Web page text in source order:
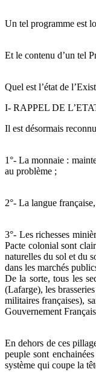
Un tel programme est
Et le contenu d’un tel
Quel est l’état de
I- RAPPEL DE
Il est désormais
1°- La monnaie :
au problème ;
2°- La langue
3°- Les richesses
Pacte colonial sont
naturelles du sol et du
dans les marchés
De la sorte, tous les
(Lafarge), les
militaires françaises),
Gouvernement
En dehors de ces
peuple sont
système qui coupe la